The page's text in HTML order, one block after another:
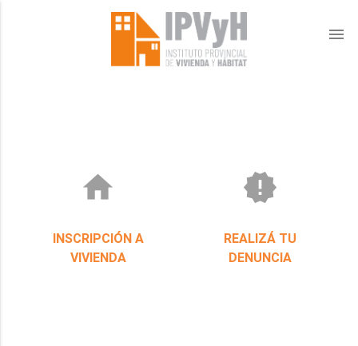
menu
home
INSCRIPCIÓN A
VIVIENDA
new_releases
REALIZÁ TU
DENUNCIA